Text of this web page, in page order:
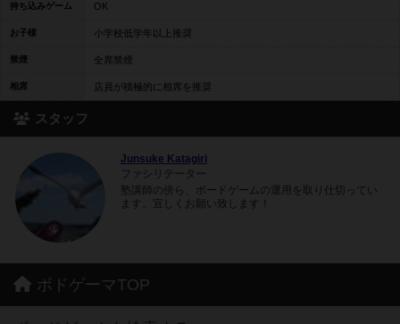
持ち込みゲーム OK
お子様 小学校低学年以上推奨
禁煙 全席禁煙
相席 店員が積極的に相席を推奨
スタッフ
Junsuke Katagiri
塾講師の傍ら、ボードゲームの運用を取り仕切ってい
ます。宜しくお願い致します！
ボドゲーマTOP